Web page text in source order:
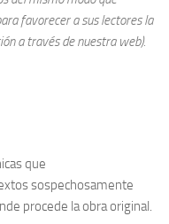
favorecer a sus lectores la
a través de nuestra web).
que
sospechosamente
procede la obra original.